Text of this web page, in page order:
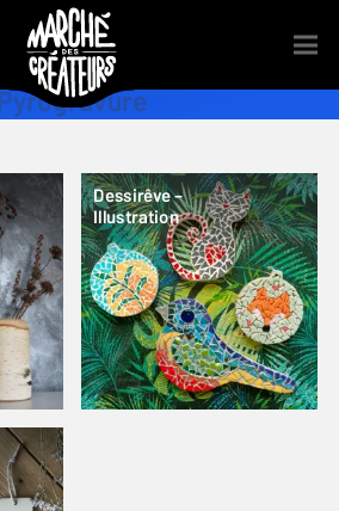
Pyrogravure
Dessirêve –
Illustration